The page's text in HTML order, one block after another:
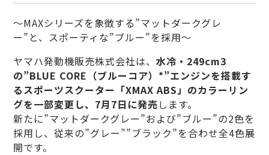
～MAXシリーズを象徴する”マットダークグレ
ー”と、スポーティな”ブルー”を採用～
ヤマハ発動機販売株式会社は、水冷・249cm3
の”BLUE CORE（ブルーコア）*”エンジンを搭載す
るスポーツスクーター「XMAX ABS」のカラーリン
グを一部変更し、7月7日に発売します。
新たに”マットダークグレー”および”ブルー”の2色を
採用し、従来の”グレー””ブラック”を合わせ全4色展
開です。